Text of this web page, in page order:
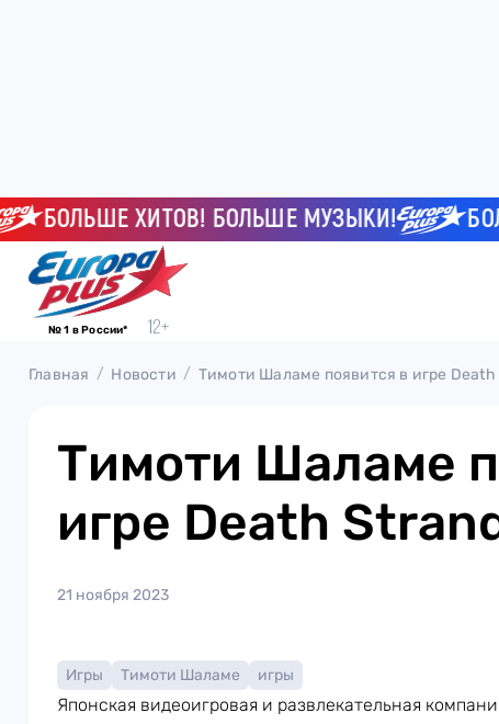
ХИТОВ! БОЛЬШЕ МУЗЫКИ!
№ 1 в России*
Главная Новости Тимоти Шаламе появится в игре Death
Тимоти Шаламе
игре Death
21 ноября 2023
Игры Тимоти Шаламе игры
Японская видеоигровая и развлекательная